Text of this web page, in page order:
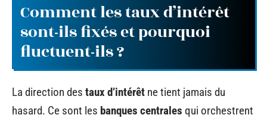
Comment les taux d’intérêt
sont-ils fixés et pourquoi
fluctuent-ils ?
La direction des taux d’intérêt ne tient jamais du
hasard. Ce sont les banques centrales qui orchestrent